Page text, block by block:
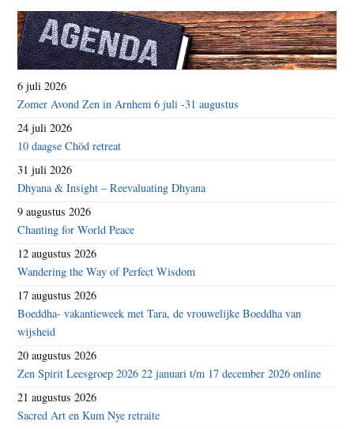
6 juli 2026
Zomer Avond Zen in Arnhem 6 juli -31 augustus
24 juli 2026
10 daagse Chöd retreat
31 juli 2026
Dhyana & Insight – Reevaluating Dhyana
9 augustus 2026
Chanting for World Peace
12 augustus 2026
Wandering the Way of Perfect Wisdom
17 augustus 2026
Boeddha- vakantieweek met Tara, de vrouwelijke Boeddha van
wijsheid
20 augustus 2026
Zen Spirit Leesgroep 2026 22 januari t/m 17 december 2026 online
21 augustus 2026
Sacred Art en Kum Nye retraite